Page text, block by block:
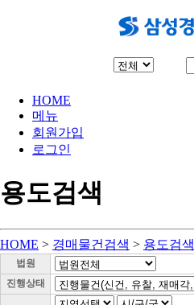
HOME
메뉴
회원가입
로그인
용도검색
HOME > 경매물건검색 > 용도검색
법원
진행상태